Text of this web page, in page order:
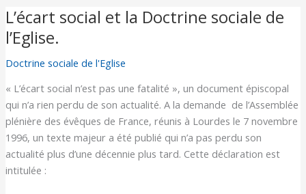
conclusion.
L’écart social et la Doctrine sociale de
l’Eglise.
Doctrine sociale de l'Eglise
« L’écart social n’est pas une fatalité », un document épiscopal
qui n’a rien perdu de son actualité. A la demande de l’Assemblée
plénière des évêques de France, réunis à Lourdes le 7 novembre
1996, un texte majeur a été publié qui n’a pas perdu son
actualité plus d’une décennie plus tard. Cette déclaration est
intitulée :
L’écart
social
et
la
sociale
de
l’Eglise.